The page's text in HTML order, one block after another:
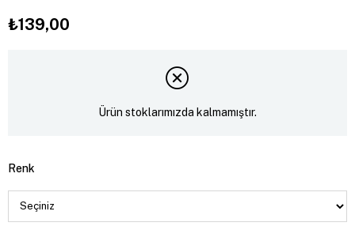
₺139,00
Ürün stoklarımızda kalmamıştır.
Renk